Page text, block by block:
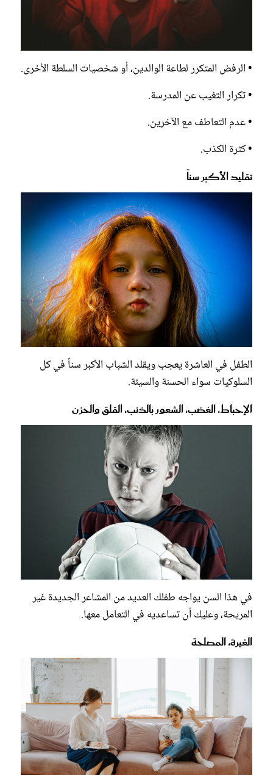
• الرفض المتكرر لطاعة الوالدين، أو شخصيات السلطة الأخرى.
• تكرار التغيب عن المدرسة.
• عدم التعاطف مع الآخرين.
• كثرة الكذب.
تقليد الأكبر سناً
الطفل في العاشرة يعجب ويقلد الشباب الأكبر سناً في كل
السلوكيات سواء الحسنة والسيئة.
الإحباط، الغضب، الشعور بالذنب، القلق والحزن
في هذا السن يواجه طفلك العديد من المشاعر الجديدة غير
المريحة، وعليك أن تساعديه في التعامل معها.
الغيرة، المصلحة